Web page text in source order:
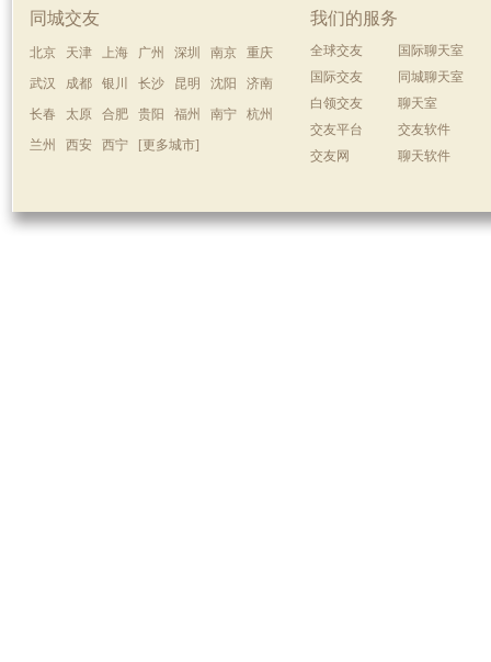
同城交友
北京 天津 上海 广州 深圳 南京
重庆
武汉
成都 银川 长沙 昆明 沈阳
济南
长春
太原 合肥 贵阳 福州 南宁
杭州
兰州
西安 西宁 [更多城市]
我们的服务
全球交友
国际交友
白领交友
交友平台
交友网
国际聊天室
同城聊天室
聊天室
交友软件
聊天软件